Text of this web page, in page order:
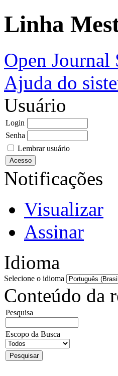
Linha
Open Journal
Ajuda do
Usuário
Login
Senha
Lembrar usuário
Notificações
Visualizar
Assinar
Idioma
Selecione o idioma
Conteúdo da
Pesquisa
Escopo da Busca